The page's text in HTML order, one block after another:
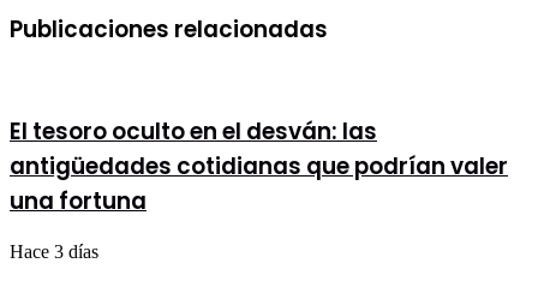
el
subvención
Nuevo
Alexis
Pineda
Publicaciones relacionadas
El tesoro oculto en el desván: las
antigüedades cotidianas que podrían valer
una fortuna
Hace 3 días